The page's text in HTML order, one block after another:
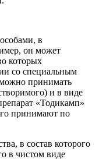
в
он может
которых
со специальным
принимать
и в виде
«Тодикамп»
принимают по
в состав которого
в чистом виде